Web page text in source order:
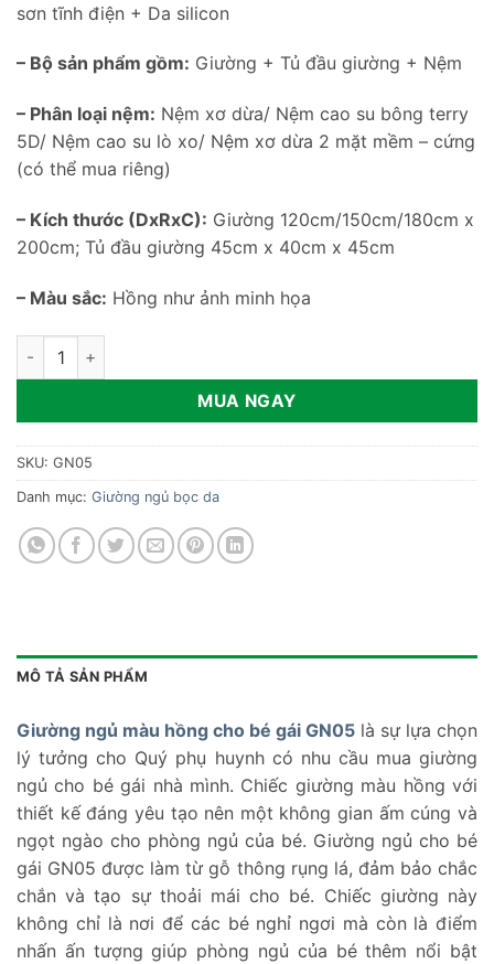
sơn tĩnh điện + Da silicon
– Bộ sản phẩm gồm: Giường + Tủ đầu giường + Nệm
– Phân loại nệm: Nệm xơ dừa/ Nệm cao su bông terry
5D/ Nệm cao su lò xo/ Nệm xơ dừa 2 mặt mềm – cứng
(có thể mua riêng)
– Kích thước (DxRxC): Giường 120cm/150cm/180cm x
200cm; Tủ đầu giường 45cm x 40cm x 45cm
– Màu sắc: Hồng như ảnh minh họa
Giường ngủ màu hồng cho bé gái GN05 số lượng
MUA NGAY
SKU: GN05
Danh mục: Giường ngủ bọc da
MÔ TẢ SẢN PHẨM
Giường ngủ màu hồng cho bé gái GN05 là sự lựa chọn
lý tưởng cho Quý phụ huynh có nhu cầu mua giường
ngủ cho bé gái nhà mình. Chiếc giường màu hồng với
thiết kế đáng yêu tạo nên một không gian ấm cúng và
ngọt ngào cho phòng ngủ của bé. Giường ngủ cho bé
gái GN05 được làm từ gỗ thông rụng lá, đảm bảo chắc
chắn và tạo sự thoải mái cho bé. Chiếc giường này
không chỉ là nơi để các bé nghỉ ngơi mà còn là điểm
nhấn ấn tượng giúp phòng ngủ của bé thêm nổi bật